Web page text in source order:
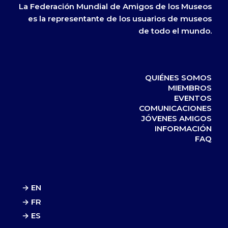
La Federación Mundial de Amigos de los Museos
es la representante de los usuarios de museos
de todo el mundo.
QUIÉNES SOMOS
MIEMBROS
EVENTOS
COMUNICACIONES
JÓVENES AMIGOS
INFORMACIÓN
FAQ
→ EN
→ FR
→ ES